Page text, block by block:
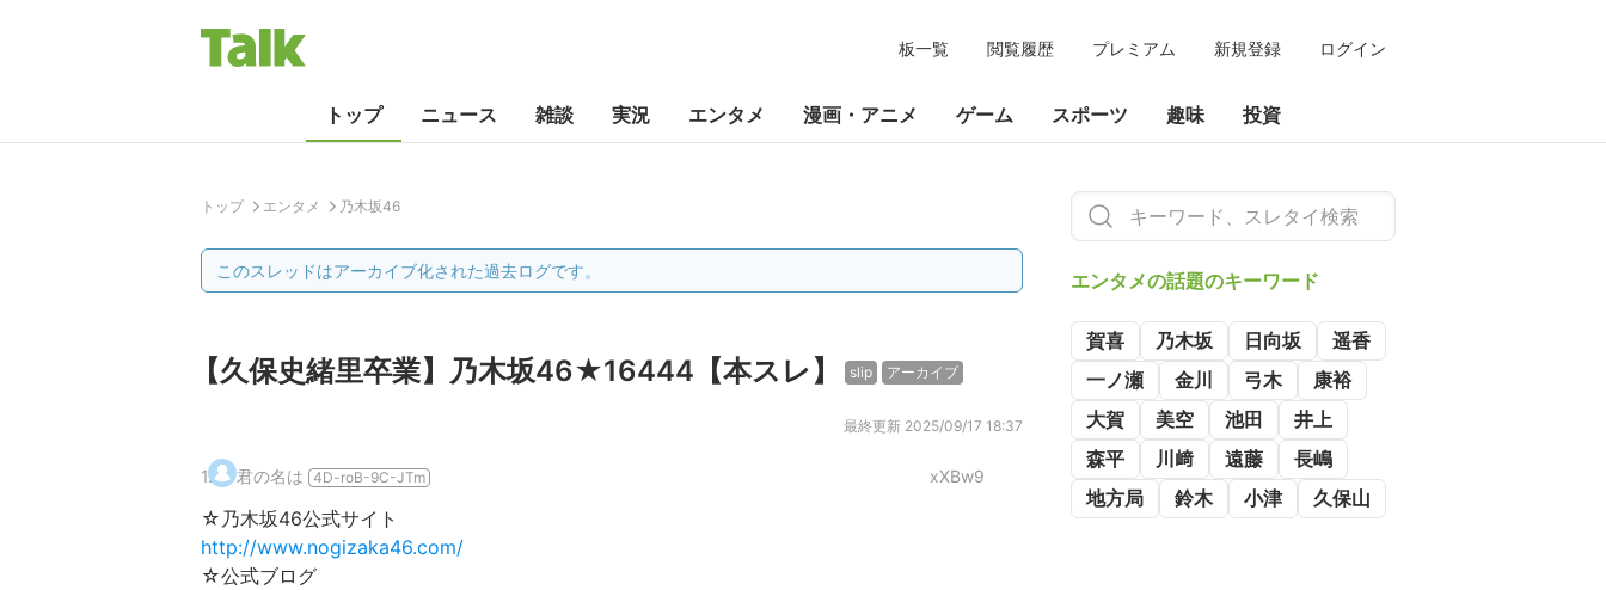
板一覧 閲覧履歴 プレミアム 新規登録 ログイン
トップ ニュース 雑談 実況 エンタメ 漫画・アニメ ゲーム スポーツ 趣味 投資
トップ エンタメ 乃木坂46
このスレッドはアーカイブ化された過去ログです。
【久保史緒里卒業】乃木坂46★16444【本スレ】 slip アーカイブ
最終更新 2025/09/17 18:37
1. 君の名は 4D-roB-9C-JTm xXBw9
☆乃木坂46公式サイト
http://www.nogizaka46.com/
☆公式ブログ
エンタメの話題のキーワード
賀喜 乃木坂 日向坂
遥香
一ノ瀬
金川 弓木
康裕
大賀
美空 池田
井上
森平
川﨑 遠藤
長嶋
地方局
鈴木 小津 久保山